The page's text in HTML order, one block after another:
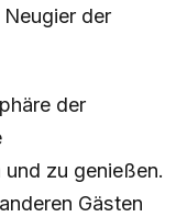
der
der
zu genießen.
Gästen